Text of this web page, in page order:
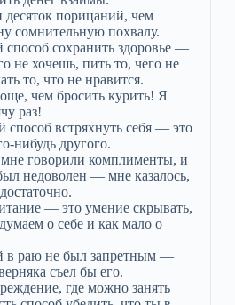
десяток порицаний, чем
сомнительную похвалу.
сохранить здоровье —
не хочешь, пить то, чего не
то, что не нравится.
чем бросить курить! Я
раз!
встряхнуть себя — это
нибудь другого.
мне говорили комплименты, и
недоволен — мне казалось,
— это умение скрывать,
о себе и как мало о
в раю не был запретным —
съел бы его.
где можно занять